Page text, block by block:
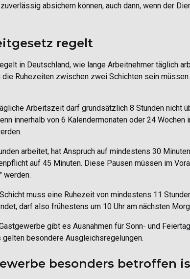
absichern können, auch dann, wenn der
regelt
in Deutschland, wie lange Arbeitnehmer täglich
Ruhezeiten zwischen zwei Schichten sein
Arbeitszeit darf grundsätzlich 8 Stunden nicht
innerhalb von 6 Kalendermonaten oder 24 Wochen
arbeitet, hat Anspruch auf mindestens 30
auf 45 Minuten. Diese Pausen müssen im
werden.
muss eine Ruhezeit von mindestens 11
darf also frühestens um 10 Uhr am nächsten
gibt es Ausnahmen für Sonn- und
besondere Ausgleichsregelungen.
besonders betroffen